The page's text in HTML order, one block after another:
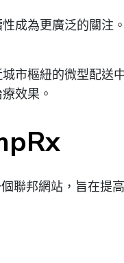
成為更廣泛的關注
市樞紐的微型配送
效果。
聯邦網站，旨在提